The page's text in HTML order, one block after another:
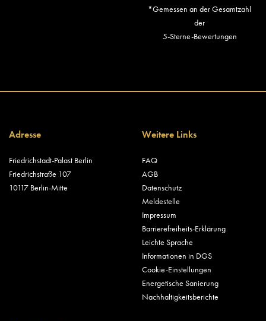
*Gemessen an der Gesamtzahl
der
5-Sterne-Bewertungen
Adresse
Friedrichstadt-Palast Berlin
Friedrichstraße 107
10117 Berlin-Mitte
Weitere Links
FAQ
AGB
Datenschutz
Meldestelle
Impressum
Barrierefreiheits-Erklärung
Leichte Sprache
Informationen in DGS
Cookie-Einstellungen
Energetische Sanierung
Nachhaltigkeitsberichte